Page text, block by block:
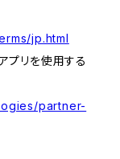
jp.html
プリを使用する
partner-